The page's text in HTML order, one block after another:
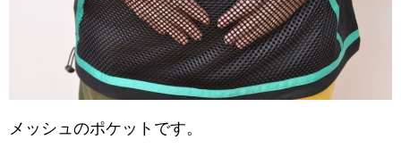
メッシュのポケットです。